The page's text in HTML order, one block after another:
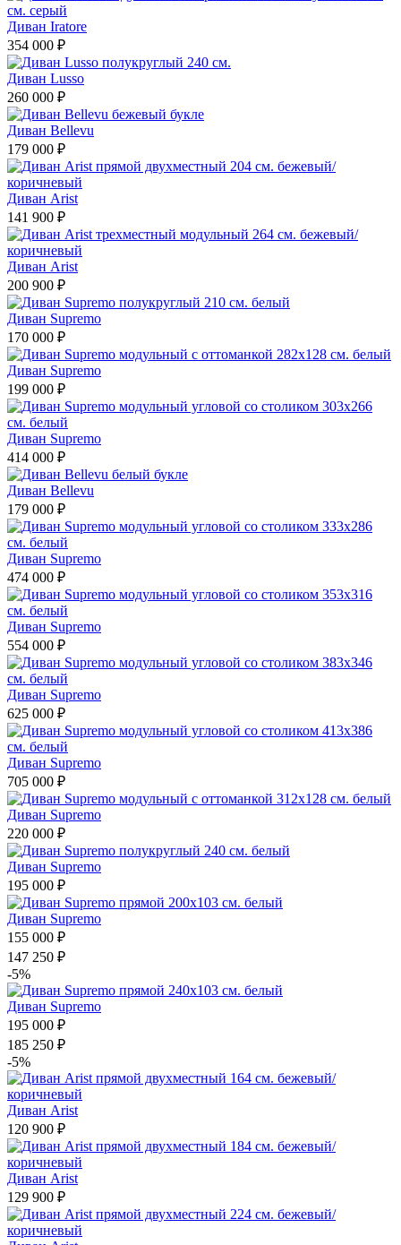
Диван Iratore
354 000 ₽
Диван Lusso
260 000 ₽
Диван Bellevu
179 000 ₽
Диван Arist
141 900 ₽
Диван Arist
200 900 ₽
Диван Supremo
170 000 ₽
Диван Supremo
199 000 ₽
Диван Supremo
414 000 ₽
Диван Bellevu
179 000 ₽
Диван Supremo
474 000 ₽
Диван Supremo
554 000 ₽
Диван Supremo
625 000 ₽
Диван Supremo
705 000 ₽
Диван Supremo
220 000 ₽
Диван Supremo
195 000 ₽
Диван Supremo
155 000 ₽
147 250 ₽
-5%
Диван Supremo
195 000 ₽
185 250 ₽
-5%
Диван Arist
120 900 ₽
Диван Arist
129 900 ₽